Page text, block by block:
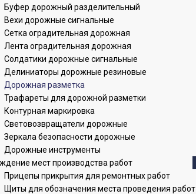
Буфер дорожный разделительный
Вехи дорожные сигнальные
Сетка оградительная дорожная
Лента оградительная дорожная
Солдатики дорожные сигнальные
Делиниаторы дорожные резиновые
Дорожная разметка
Трафареты для дорожной разметки
Контурная маркировка
Световозвращатели дорожные
Зеркала безопасности дорожные
Дорожные инструменты
мест производства работ
Прицепы прикрытия для ремонтных работ
Щиты для обозначения места проведения работ